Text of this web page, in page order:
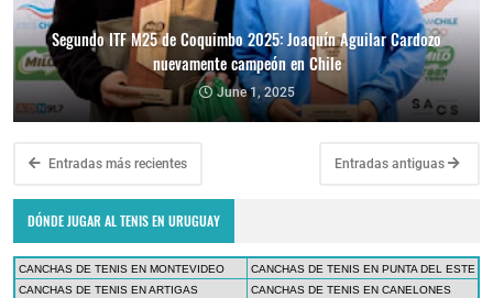
Segundo ITF M25 de Coquimbo 2025: Joaquín Aguilar Cardozo
nuevamente campeón en Chile
June 1, 2025
Entradas más recientes Entradas antiguas
DÓNDE JUGAR AL TENIS EN URUGUAY
CANCHAS DE TENIS EN MONTEVIDEO
CANCHAS DE TENIS EN PUNTA DEL ESTE
CANCHAS DE TENIS EN ARTIGAS
CANCHAS DE TENIS EN CANELONES